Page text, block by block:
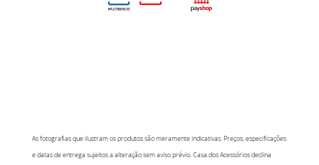
As fotografias que ilustram os produtos são meramente indicativas. Preços, especificações
e datas de entrega sujeitos a alteração sem aviso prévio. Casa dos Acessórios declina